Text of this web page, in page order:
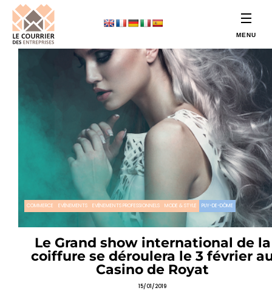
COMMERCE EVÉNEMENTS EVÉNEMENTS PROFESSIONNELS MODE & STYLE PUY-DE-DÔME
Le Grand show international de la
coiffure se déroulera le 3 février
Casino de Royat
15/01/2019